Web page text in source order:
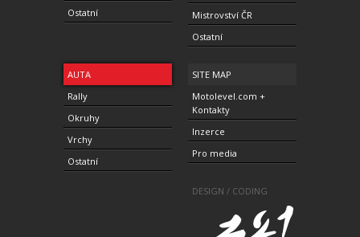
Ostatní
Mistrovství ČR
Ostatní
AUTA
Rally
Okruhy
Vrchy
Ostatní
SITE MAP
Motolevel.com +
Kontakty
Inzerce
Pro media
DESIGN / CODING